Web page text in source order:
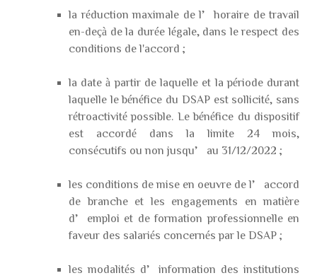
la réduction maximale de l’horaire de travail
en-deçà de la durée légale, dans le respect des
conditions de l'accord ;
la date à partir de laquelle et la période durant
laquelle le bénéfice du DSAP est sollicité, sans
rétroactivité possible. Le bénéfice du dispositif
est accordé dans la limite 24 mois,
consécutifs ou non jusqu’au 31/12/2022 ;
les conditions de mise en oeuvre de l’accord
de branche et les engagements en matière
d’emploi et de formation professionnelle en
faveur des salariés concernés par le DSAP ;
les modalités d’information des institutions